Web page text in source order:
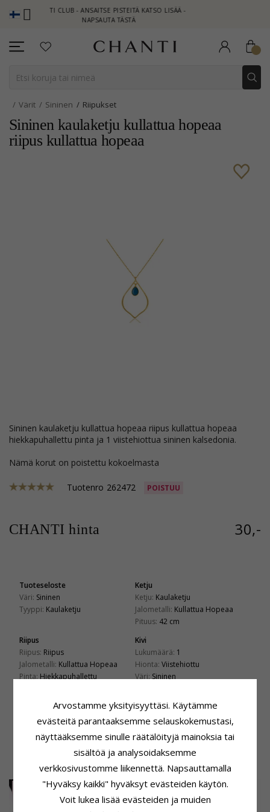
CLUB - ANSAITSE PISTEITÄ KATSO LISÄÄ -
NAPSAUTA TÄSTÄ
Värit Sininen Riipukset
Sininen kaulaketju kullattua hopeaa
riipus kullattua hopeaa
sininen kaulaketju kullattua hopeaa riipus kullattua hopeaa
hiekkapuhallettu pinta ja 1 viistehiottua sininen kalsedonia.
Nämä korut on poistettu kokoelmasta
Tuotenro 262472 POISTUU
CHANTI hinta 30,-
Tuoteseloste
Väri: Sininen
Tyyppi: Kaulaketju
Ketju
Ketju: Kaulaketju
Jalometalli: Kullattua Hopeaa
Pituus: 42 cm
Riipus
Riipus: Riipus
Jalometalli: Kullattua Hopeaa
Pinta: Hiekkapuhallettu
Kivi
Lukumäärä: 1
Hionta: Viistehiottu
Väri: Sininen
Korkeus:46,0 mm
31,0 mm
Toimitusaika
Toimitusaika:4-5 Arkipäivä
ASIAKKAAT OSTAVAT MYÖS
20% SALE 20%
Arvostamme yksityisyyttäsi. Käytämme
evästeitä parantaaksemme selauskokemustasi,
näyttääksemme sinulle räätälöityjä mainoksia tai
sisältöä ja analysoidaksemme
verkkosivustomme liikennettä. Napsauttamalla
"Hyväksy kaikki" hyväksyt evästeiden käytön.
Voit lukea lisää evästeiden ja muiden